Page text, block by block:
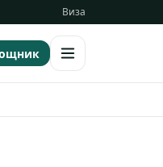
Виза